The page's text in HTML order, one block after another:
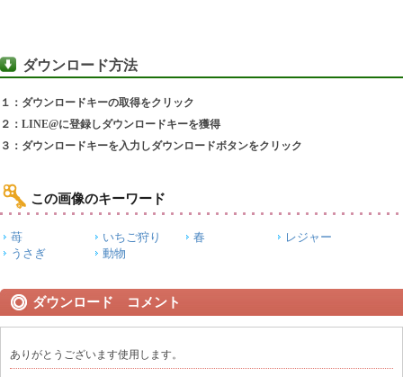
ダウンロード方法
１：ダウンロードキーの取得をクリック
２：LINE@に登録しダウンロードキーを獲得
３：ダウンロードキーを入力しダウンロードボタンをクリック
この画像のキーワード
苺 いちご狩り 春
レジャー
うさぎ
動物
ダウンロード コメント
ありがとうございます使用します。